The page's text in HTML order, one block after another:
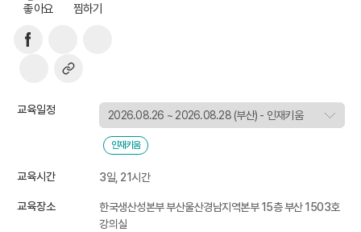
좋아요 찜하기
교육일정
인재키움
교육시간 3일, 21시간
교육장소
한국생산성본부 부산울산경남지역본부 15층 부산 1503호
강의실